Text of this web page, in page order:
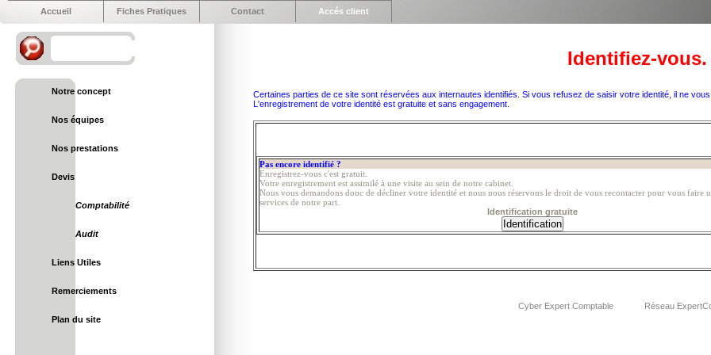
Accueil Fiches Pratiques Contact Accés client
Notre concept
Nos équipes
Nos prestations
Devis
Comptabilité
Audit
Liens Utiles
Remerciements
Plan du site
Identifiez-vous.
Certaines parties de ce site sont réservées aux internautes identifiés. Si vous refusez de saisir votre identité, il ne
L'enregistrement de votre identité est gratuite et sans engagement.
Pas encore identifié ?
Enregistrez-vous c'est gratuit.
Votre enregistrement est assimilé à une visite au sein de notre cabinet.
Nous vous demandons donc de décliner votre identité et nous nous réservons le droit de vous recontacter pour vous faire
services de notre part.
Identification gratuite
Cyber Expert Comptable Réseau